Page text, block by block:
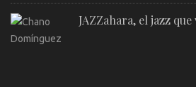
JAZZahara, el jazz